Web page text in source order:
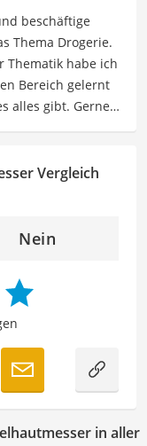
zu ihrer
Lesen, und
an
unserer Sicht
beschäftige
Thema Drogerie.
Thematik habe ich
Bereich gelernt
alles gibt. Gerne
Beiträge
die besten
unserer Sicht
Enthusiasten
Vergleich
Nein
in aller